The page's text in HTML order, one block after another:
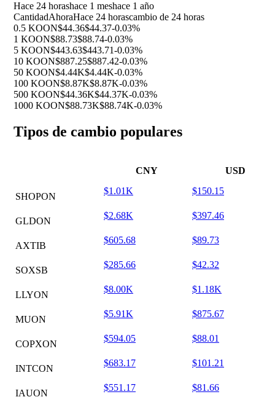
Hace 24 horashace 1 meshace 1 año
CantidadAhoraHace 24 horascambio de 24 horas
0.5 KOON$44.36$44.37-0.03%
1 KOON$88.73$88.74-0.03%
5 KOON$443.63$443.71-0.03%
10 KOON$887.25$887.42-0.03%
50 KOON$4.44K$4.44K-0.03%
100 KOON$8.87K$8.87K-0.03%
500 KOON$44.36K$44.37K-0.03%
1000 KOON$88.73K$88.74K-0.03%
Tipos de cambio populares
CNY USD
SHOPON
$1.01K $150.15
GLDON
$2.68K $397.46
AXTIB
$605.68 $89.73
SOXSB
$285.66 $42.32
LLYON
$8.00K $1.18K
MUON
$5.91K $875.67
COPXON
$594.05 $88.01
INTCON
$683.17 $101.21
IAUON
$551.17 $81.66